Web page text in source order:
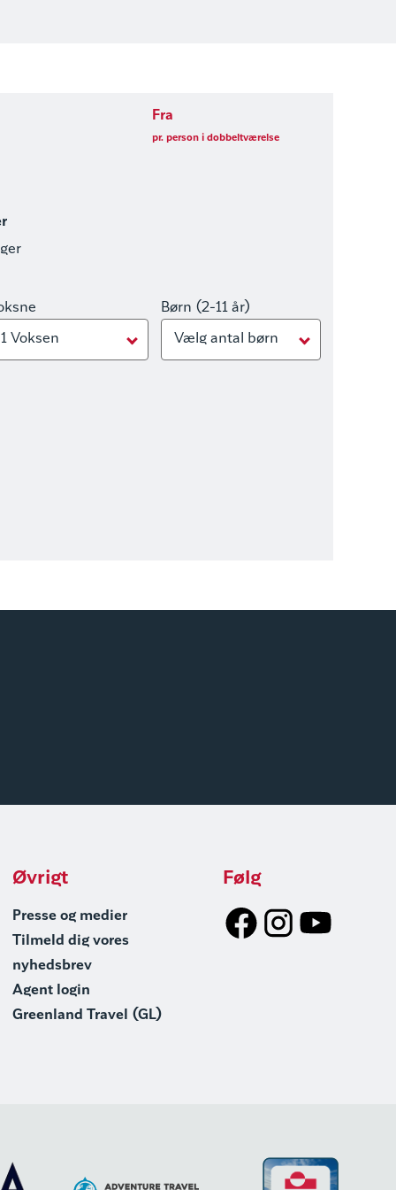
Fra
pr. person i dobbeltværelse
1 Voksen
Børn (2-11 år)
Vælg antal børn
Øvrigt
Presse og medier
Tilmeld dig vores
nyhedsbrev
Agent login
Greenland Travel (GL)
Følg